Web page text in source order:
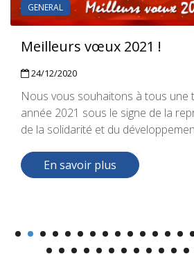
GENERAL
Meilleurs vœux 2021 !
24/12/2020
Nous vous souhaitons à tous une
année 2021 sous le signe de la
de la solidarité et du
En savoir plus